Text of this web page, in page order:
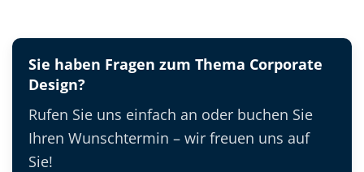
Sie haben Fragen zum Thema Corporate
Design?
Rufen Sie uns einfach an oder buchen Sie
Ihren Wunschtermin – wir freuen uns auf
Sie!